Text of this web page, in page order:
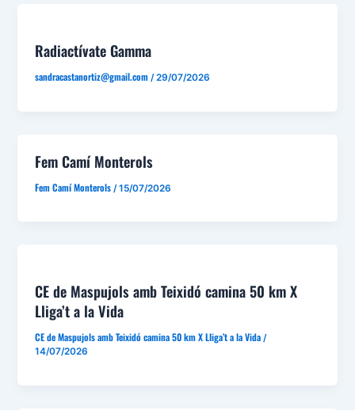
Radiactívate Gamma
sandracastanortiz@gmail.com /29/07/2026
Fem Camí Monterols
Fem Camí Monterols /15/07/2026
CE de Maspujols amb Teixidó camina 50 km X
Lliga’t a la Vida
CE de Maspujols amb Teixidó camina 50 km X Lliga’t a la Vida /
14/07/2026